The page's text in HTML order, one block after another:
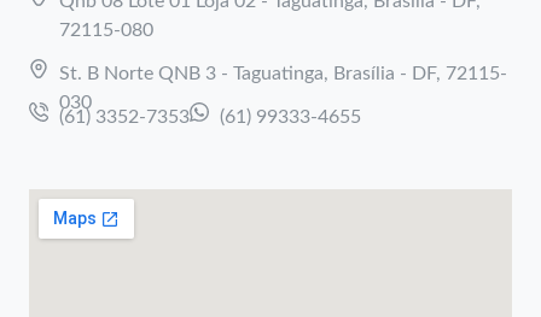
72115-080
St. B Norte QNB 3 - Taguatinga, Brasília - DF, 72115-
030
(61) 3352-7353 (61) 99333-4655